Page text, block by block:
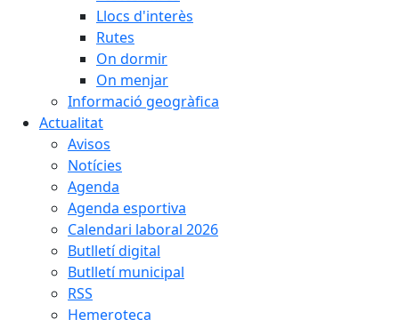
Llocs d'interès
Rutes
On dormir
On menjar
Informació geogràfica
Actualitat
Avisos
Notícies
Agenda
Agenda esportiva
Calendari laboral 2026
Butlletí digital
Butlletí municipal
RSS
Hemeroteca